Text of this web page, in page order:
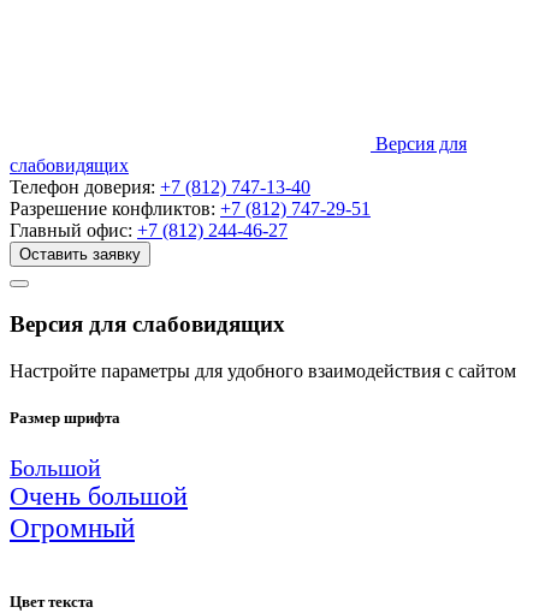
Версия для
слабовидящих
Телефон доверия: +7 (812) 747-13-40
Разрешение конфликтов: +7 (812) 747-29-51
Главный офис: +7 (812) 244-46-27
Оставить заявку
Версия для слабовидящих
Настройте параметры для удобного взаимодействия с сайтом
Размер шрифта
Большой
Очень большой
Огромный
Цвет текста